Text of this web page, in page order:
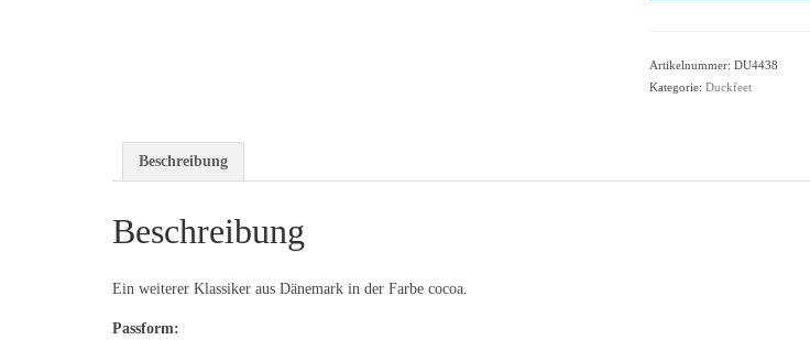
Artikelnummer: DU4438
Kategorie: Duckfeet
Beschreibung
Beschreibung
Ein weiterer Klassiker aus Dänemark in der Farbe cocoa.
Passform: